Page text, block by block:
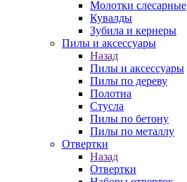
Молотки слесарные
Кувалды
Зубила и кернеры
Пилы и аксессуары
Назад
Пилы и аксессуары
Пилы по дереву
Полотна
Стусла
Пилы по бетону
Пилы по металлу
Отвертки
Назад
Отвертки